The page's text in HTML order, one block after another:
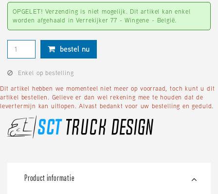
OPGELET! Verzending is niet mogelijk. Dit artikel kan enkel
worden afgehaald in Verrekijker 77 - Wingene - België.
bestel nu
Enkel op bestelling
Dit artikel hebben we momenteel niet meer op voorraad, toch kunt u dit
artikel bestellen. Gelieve er dan wel rekening mee te houden dat de
levertermijn kan uitlopen. Alvast bedankt voor uw bestelling en geduld.
Product informatie